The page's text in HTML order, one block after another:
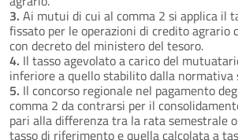
3. Ai mutui di cui al comma 2 si applica il
fissato per le operazioni di credito agrario
con decreto del ministero del tesoro.
4. Il tasso agevolato a carico del
inferiore a quello stabilito dalla
5. Il concorso regionale nel pagamento
comma 2 da contrarsi per il
pari alla differenza tra la rata semestrale
tasso di riferimento e quella calcolata a